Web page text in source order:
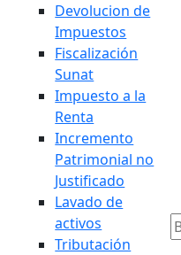
Devolucion de
Impuestos
Fiscalización
Sunat
Impuesto a la
Renta
Incremento
Patrimonial no
Justificado
Lavado de
activos
Tributación